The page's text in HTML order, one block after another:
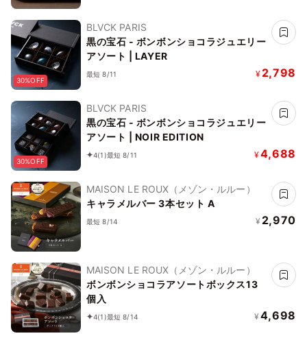
30%OFF
BLVCK PARIS
黒の宝石 - ボンボンショコラジュエリー
アソート | LAYER
最短 8/11 ¥ 2,798
30%OFF
BLVCK PARIS
黒の宝石 - ボンボンショコラジュエリー
アソート | NOIR EDITION
4(1)最短 8/11 ¥4,688
MAISON LE ROUX（メゾン・ルルー）
キャラメルバー 3本セット A
最短 8/14 ¥ 2,970
MAISON LE ROUX（メゾン・ルルー）
ボンボンショコラアソートボックス13
個入
4(1)最短 8/14 ¥ 4,698